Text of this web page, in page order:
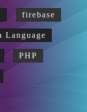
firebase
Language
PHP